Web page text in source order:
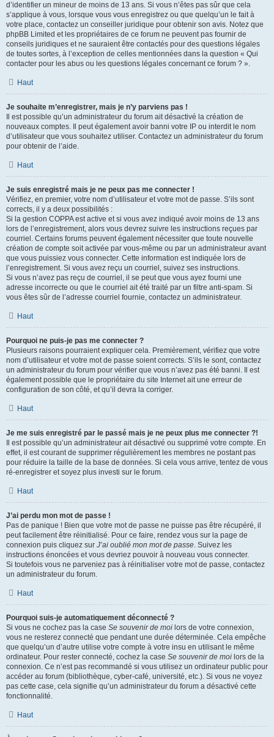
d’identifier un mineur de moins de 13 ans. Si vous n’êtes pas sûr que cela
s’applique à vous, lorsque vous vous enregistrez ou que quelqu’un le fait à
votre place, contactez un conseiller juridique pour obtenir son avis. Notez que
phpBB Limited et les propriétaires de ce forum ne peuvent pas fournir de
conseils juridiques et ne sauraient être contactés pour des questions légales
de toutes sortes, à l’exception de celles mentionnées dans la question « Qui
contacter pour les abus ou les questions légales concernant ce forum ? ».
Haut
Je souhaite m’enregistrer, mais je n’y parviens pas !
Il est possible qu’un administrateur du forum ait désactivé la création de
nouveaux comptes. Il peut également avoir banni votre IP ou interdit le nom
d’utilisateur que vous souhaitez utiliser. Contactez un administrateur du forum
pour obtenir de l’aide.
Haut
Je suis enregistré mais je ne peux pas me connecter !
Vérifiez, en premier, votre nom d’utilisateur et votre mot de passe. S’ils sont
corrects, il y a deux possibilités :
Si la gestion COPPA est active et si vous avez indiqué avoir moins de 13 ans
lors de l’enregistrement, alors vous devrez suivre les instructions reçues par
courriel. Certains forums peuvent également nécessiter que toute nouvelle
création de compte soit activée par vous-même ou par un administrateur avant
que vous puissiez vous connecter. Cette information est indiquée lors de
l’enregistrement. Si vous avez reçu un courriel, suivez ses instructions.
Si vous n’avez pas reçu de courriel, il se peut que vous ayez fourni une
adresse incorrecte ou que le courriel ait été traité par un filtre anti-spam. Si
vous êtes sûr de l’adresse courriel fournie, contactez un administrateur.
Haut
Pourquoi ne puis-je pas me connecter ?
Plusieurs raisons pourraient expliquer cela. Premièrement, vérifiez que votre
nom d’utilisateur et votre mot de passe soient corrects. S’ils le sont, contactez
un administrateur du forum pour vérifier que vous n’avez pas été banni. Il est
également possible que le propriétaire du site Internet ait une erreur de
configuration de son côté, et qu’il devra la corriger.
Haut
Je me suis enregistré par le passé mais je ne peux plus me connecter ?!
Il est possible qu’un administrateur ait désactivé ou supprimé votre compte. En
effet, il est courant de supprimer régulièrement les membres ne postant pas
pour réduire la taille de la base de données. Si cela vous arrive, tentez de vous
ré-enregistrer et soyez plus investi sur le forum.
Haut
J’ai perdu mon mot de passe !
Pas de panique ! Bien que votre mot de passe ne puisse pas être récupéré, il
peut facilement être réinitialisé. Pour ce faire, rendez vous sur la page de
connexion puis cliquez sur J’ai oublié mon mot de passe. Suivez les
instructions énoncées et vous devriez pouvoir à nouveau vous connecter.
Si toutefois vous ne parveniez pas à réinitialiser votre mot de passe, contactez
un administrateur du forum.
Haut
Pourquoi suis-je automatiquement déconnecté ?
Si vous ne cochez pas la case Se souvenir de moi lors de votre connexion,
vous ne resterez connecté que pendant une durée déterminée. Cela empêche
que quelqu’un d’autre utilise votre compte à votre insu en utilisant le même
ordinateur. Pour rester connecté, cochez la case Se souvenir de moi lors de la
connexion. Ce n’est pas recommandé si vous utilisez un ordinateur public pour
accéder au forum (bibliothèque, cyber-café, université, etc.). Si vous ne voyez
pas cette case, cela signifie qu’un administrateur du forum a désactivé cette
fonctionnalité.
Haut